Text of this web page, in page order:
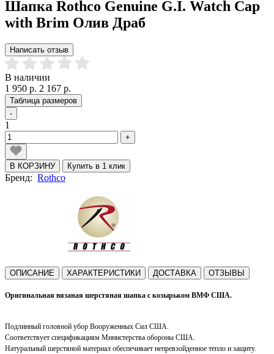
Шапка Rothco Genuine G.I. Watch Cap
with Brim Олив Драб
Написать отзыв
В наличии
1 950 р. 2 167 р.
Таблица размеров
-
1
+
В КОРЗИНУ Купить в 1 клик
Бренд: Rothco
ОПИСАНИЕ ХАРАКТЕРИСТИКИ ДОСТАВКА ОТЗЫВЫ
Оригинальная вязаная шерстяная шапка с козырьком ВМФ США.
Подлинный головной убор Вооруженных Сил США.
Соответствует спецификациям Министерства обороны США.
Натуральный шерстяной материал обеспечивает непревзойденное тепло и защиту.